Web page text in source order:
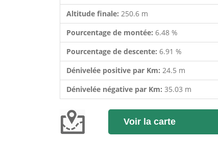
Altitude finale: 250.6 m
Pourcentage de montée: 6.48 %
Pourcentage de descente: 6.91 %
Dénivelée positive par Km: 24.5 m
Dénivelée négative par Km: 35.03 m
Voir la carte